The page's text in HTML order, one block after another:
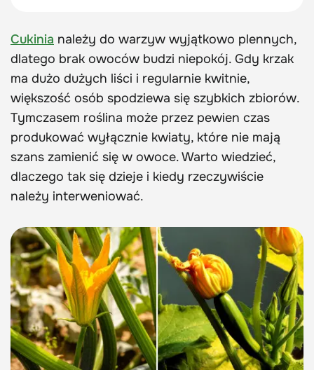
Cukinia należy do warzyw wyjątkowo plennych,
dlatego brak owoców budzi niepokój. Gdy krzak
ma dużo dużych liści i regularnie kwitnie,
większość osób spodziewa się szybkich zbiorów.
Tymczasem roślina może przez pewien czas
produkować wyłącznie kwiaty, które nie mają
szans zamienić się w owoce. Warto wiedzieć,
dlaczego tak się dzieje i kiedy rzeczywiście
należy interweniować.